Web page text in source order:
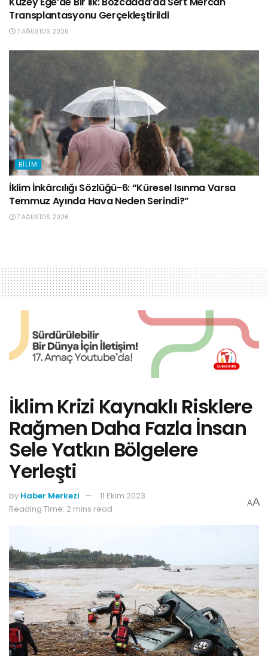
Transplantasyonu Gerçekleştirildi
7 AĞUSTOS 2026
BILIM
İklim İnkârcılığı Sözlüğü-6: “Küresel Isınma Varsa
Temmuz Ayında Hava Neden Serindi?”
7 AĞUSTOS 2026
İklim Krizi Kaynaklı Risklere
Rağmen Daha Fazla İnsan
Sele Yatkın Bölgelere
Yerleşti
by Haber Merkezi
11 Ekim 2023
Reading Time: 2 mins read
AA